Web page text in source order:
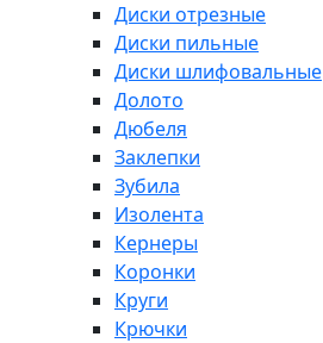
Диски отрезные
Диски пильные
Диски шлифовальные
Долото
Дюбеля
Заклепки
Зубила
Изолента
Кернеры
Коронки
Круги
Крючки